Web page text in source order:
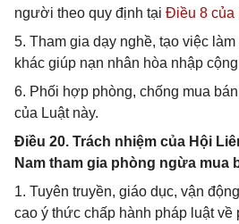
người theo quy định tại Điều 8 của
5. Tham gia dạy nghề, tạo việc
khác giúp nạn nhân hòa nhập
6. Phối hợp phòng, chống mua
của Luật này.
Điều 20. Trách nhiệm của Hội
Nam tham gia phòng ngừa mua
1. Tuyên truyền, giáo dục, vận
cao ý thức chấp hành pháp luật về